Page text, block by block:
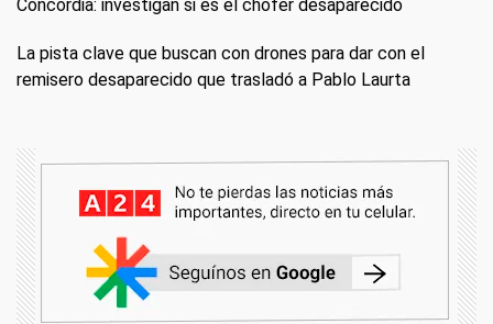
Concordia: investigan si es el chofer desaparecido
La pista clave que buscan con drones para dar con el
remisero desaparecido que trasladó a Pablo Laurta